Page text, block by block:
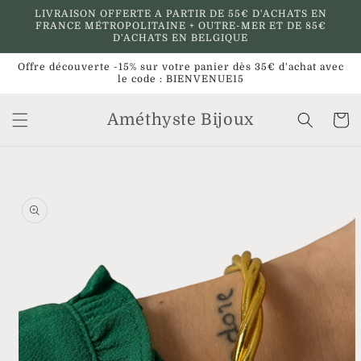
passer
au
LIVRAISON OFFERTE A PARTIR DE 55€ D'ACHATS EN
FRANCE MÉTROPOLITAINE + OUTRE-MER ET DE 85€
D'ACHATS EN BELGIQUE
Offre découverte -15% sur votre panier dès 35€ d'achat avec
le code : BIENVENUE15
Améthyste Bijoux Panier
informations